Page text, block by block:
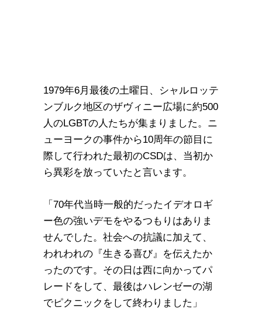
1979年6月最後の土曜日、シャルロッテ
ンブルク地区のザヴィニー広場に約500
人のLGBTの人たちが集まりました。ニ
ューヨークの事件から10周年の節目に
際して行われた最初のCSDは、当初か
ら異彩を放っていたと言います。
「70年代当時一般的だったイデオロギ
ー色の強いデモをやるつもりはありま
せんでした。社会への抗議に加えて、
われわれの『生きる喜び』を伝えたか
ったのです。その日は西に向かってパ
レードをして、最後はハレンゼーの湖
でピクニックをして終わりました」